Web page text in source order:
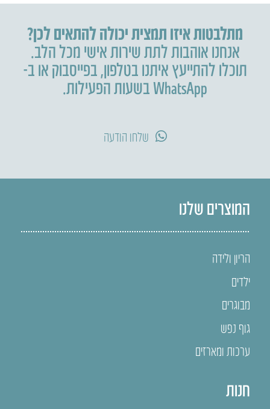
מתלבטות איזו תמצית יכולה להתאים לכן?
אנחנו אוהבות לתת שירות אישי מכל הלב.
תוכלו להתייעץ איתנו בטלפון,בפייסבוק או ב-
WhatsApp בשעות הפעילות.
שלחו הודעה
המוצרים שלנו
הריון ולידה
ילדים
מבוגרים
גוף נפש
ערכות ומארזים
חנות